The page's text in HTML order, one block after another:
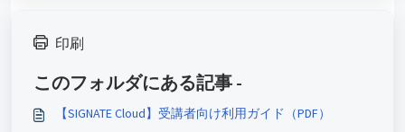
印刷
このフォルダにある記事 -
【SIGNATE Cloud】受講者向け利用ガイド（PDF）